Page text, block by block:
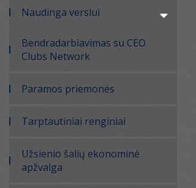
Naudinga verslui
Bendradarbiavimas su CEO
Clubs Network
Paramos priemonės
Tarptautiniai renginiai
Užsienio šalių ekonominė
apžvalga